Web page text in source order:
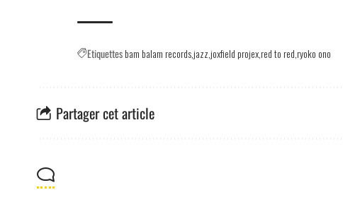
Etiquettesbam balam recordsjazz joxfield projexred to red ryoko ono
Partager cet article